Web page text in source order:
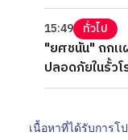
15:49 ทั่วไป
"ยศชนัน" ถกแ
ปลอดภัยในรั้วโ